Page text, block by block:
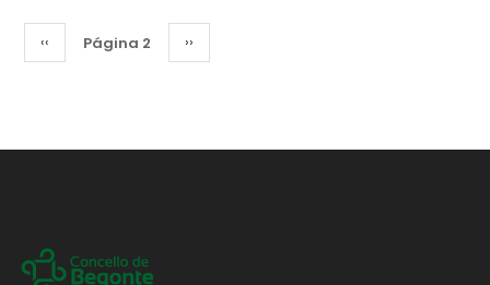
Paginación
Página
anterior
‹‹ Página 2
Siguiente
página
››